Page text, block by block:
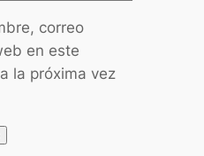
correo
en este
la próxima vez